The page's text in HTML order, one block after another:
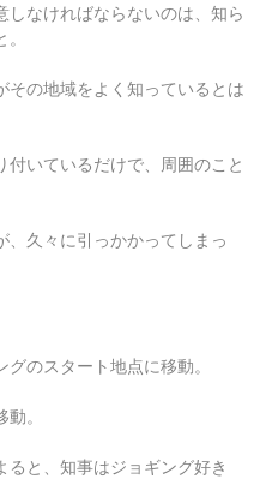
なければならないのは、知ら
その地域をよく知っているとは
いているだけで、周囲のこと
久々に引っかかってしまっ
のスタート地点に移動。
。
と、知事はジョギング好き